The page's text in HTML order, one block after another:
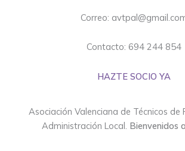
Correo:
Contacto: 694 244 854
HAZTE SOCIO YA
Asociación Valenciana de Técnicos de
Administración Local. Bienvenidos